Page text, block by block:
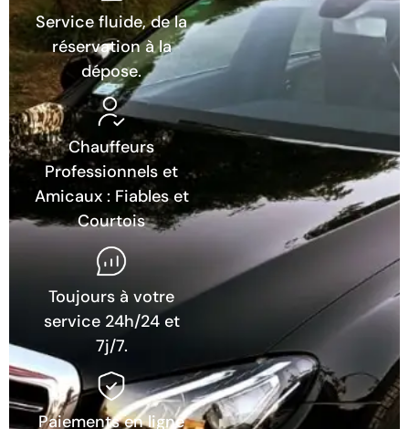
Service fluide, de la
réservation à la
dépose.
Chauffeurs
Professionnels et
Amicaux : Fiables et
Courtois
Toujours à votre
service 24h/24 et
7j/7.
Paiements en ligne